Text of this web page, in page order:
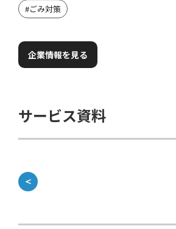
#ごみ対策
企業情報を見る
サービス資料
＜